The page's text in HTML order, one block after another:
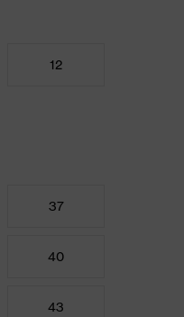
12
37
40
43